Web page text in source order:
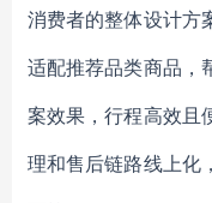
消费者的整体设计方
适配推荐品类商品，
案效果，行程高效且
理和售后链路线上化